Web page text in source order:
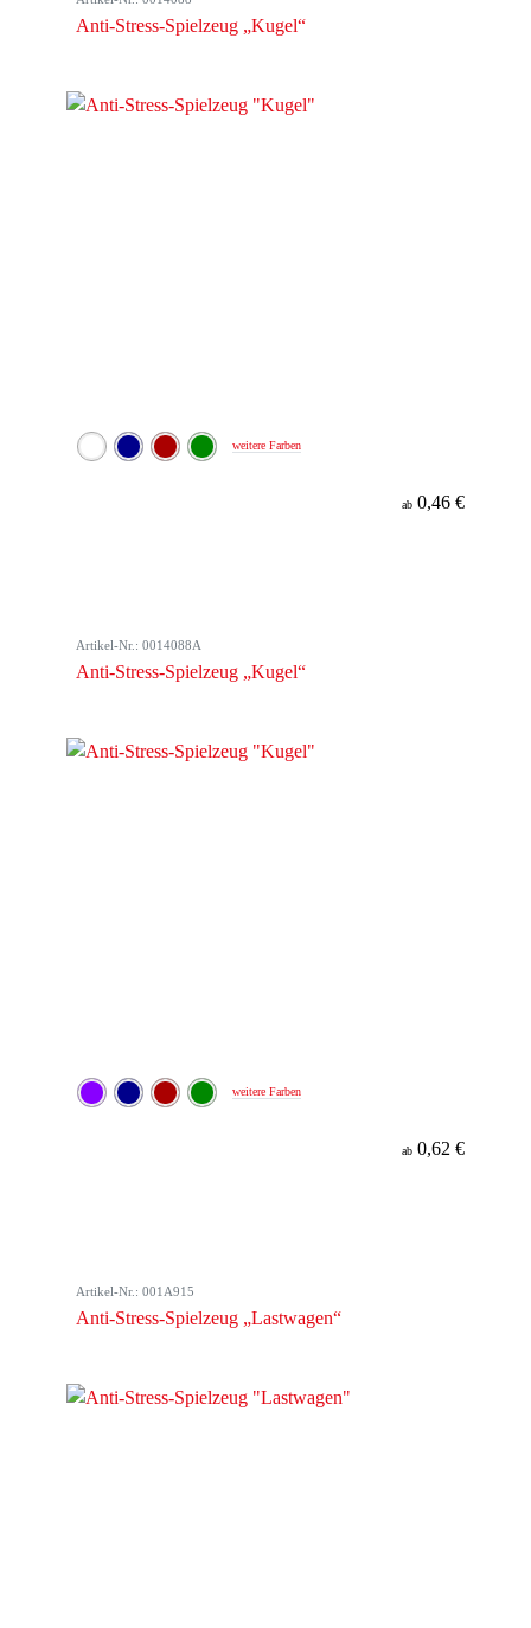
Anti-Stress-Spielzeug „Kugel“
weitere Farben
ab 0,46 €
Artikel-Nr.: 0014088A
Anti-Stress-Spielzeug „Kugel“
weitere Farben
ab 0,62 €
Artikel-Nr.: 001A915
Anti-Stress-Spielzeug „Lastwagen“